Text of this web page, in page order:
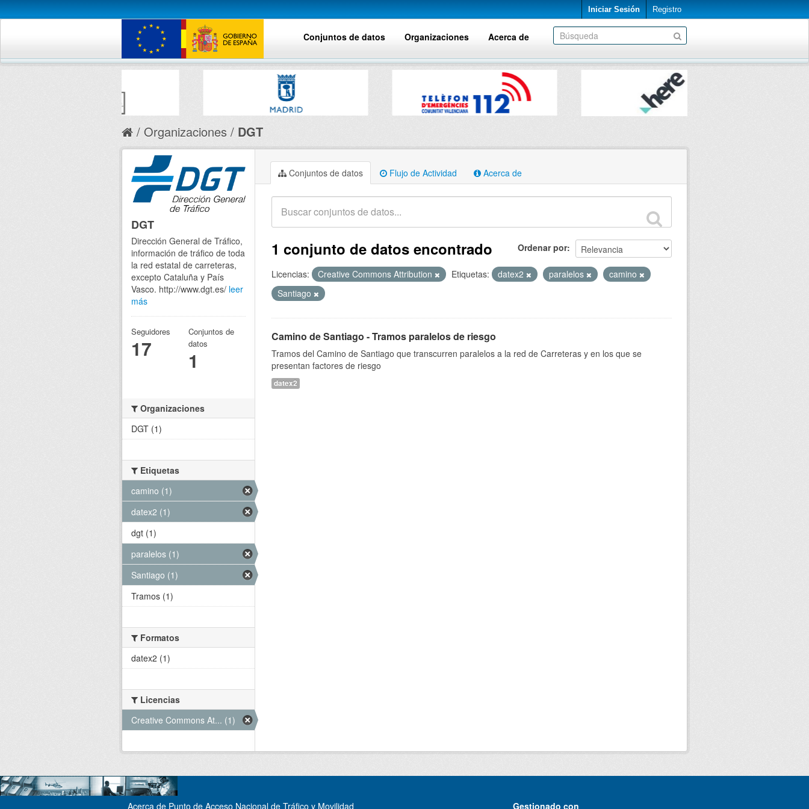
Iniciar Sesión Registro
Conjuntos de datos Organizaciones Acerca de
Organizaciones DGT
Conjuntos de datos Flujo de Actividad Acerca de
Ordenar por
1 conjunto de datos encontrado
Licencias: Creative Commons Attribution Etiquetas: datex2 paralelos
camino
Santiago
Camino de Santiago - Tramos paralelos de riesgo
Tramos del Camino de Santiago que transcurren paralelos a la red de Carreteras y en los que se
presentan factores de riesgo
datex2
DGT
Dirección General de Tráfico,
información de tráfico de toda
la red estatal de carreteras,
excepto Cataluña y País
Vasco. http://www.dgt.es/ leer
más
Seguidores
17
Conjuntos de
datos
1
Organizaciones
DGT (1)
Etiquetas
camino (1)
datex2 (1)
dgt (1)
paralelos (1)
Santiago (1)
Tramos (1)
Formatos
datex2 (1)
Licencias
Creative Commons At... (1)
Acerca de Punto de Acceso Nacional de Tráfico y Movilidad Gestionado con